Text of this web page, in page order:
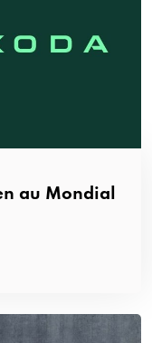
au Mondial